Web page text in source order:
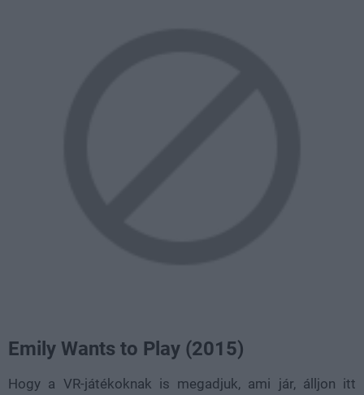
Emily Wants to Play (2015)
Hogy a VR-játékoknak is megadjuk, ami jár, álljon itt